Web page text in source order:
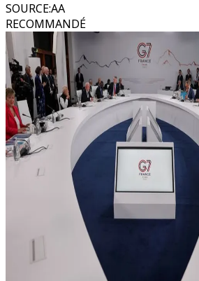
SOURCE:AA
RECOMMANDÉ